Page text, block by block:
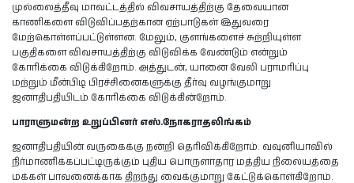
முல்லைத்தீவு மாவட்டத்தில் விவசாயத்திற்கு தேவையான
காணிகளை விடுவிப்பதற்கான ஏற்பாடுகள் இதுவரை
மேற்கொள்ளப்பட்டுள்ளன. மேலும், குளங்களைச் சுற்றியுள்ள
பகுதிகளை விவசாயத்திற்கு விடுவிக்க வேண்டும் என்றும்
கோரிக்கை விடுக்கிறோம். அத்துடன், யானை வேலி பராமரிப்பு
மற்றும் மீன்பிடி பிரச்சினைகளுக்கு தீர்வு வழங்குமாறு
ஜனாதிபதியிடம் கோரிக்கை விடுக்கின்றோம்.
பாராளுமன்ற உறுப்பினர் எஸ்.நோகராதலிங்கம்
ஜனாதிபதியின் வருகைக்கு நன்றி தெரிவிக்கிறோம். வவுனியாவில்
நிர்மாணிக்கப்பட்டிருக்கும் புதிய பொருளாதார மத்திய நிலையத்தை
மக்கள் பாவனைக்காக திறந்து வைக்குமாறு கேட்டுக்கொள்கிறோம்.